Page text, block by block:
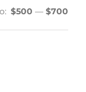
$500 — $700